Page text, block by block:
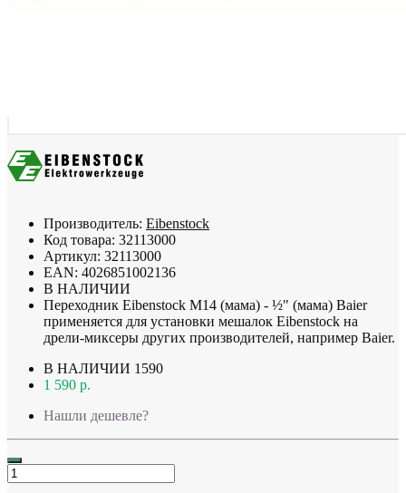
Производитель: Eibenstock
Код товара: 32113000
Артикул: 32113000
EAN: 4026851002136
В НАЛИЧИИ
Переходник Eibenstock M14 (мама) - ½" (мама) Baier
применяется для установки мешалок Eibenstock на
дрели-миксеры других производителей, например Baier.
В НАЛИЧИИ 1590
1 590 р.
Нашли дешевле?